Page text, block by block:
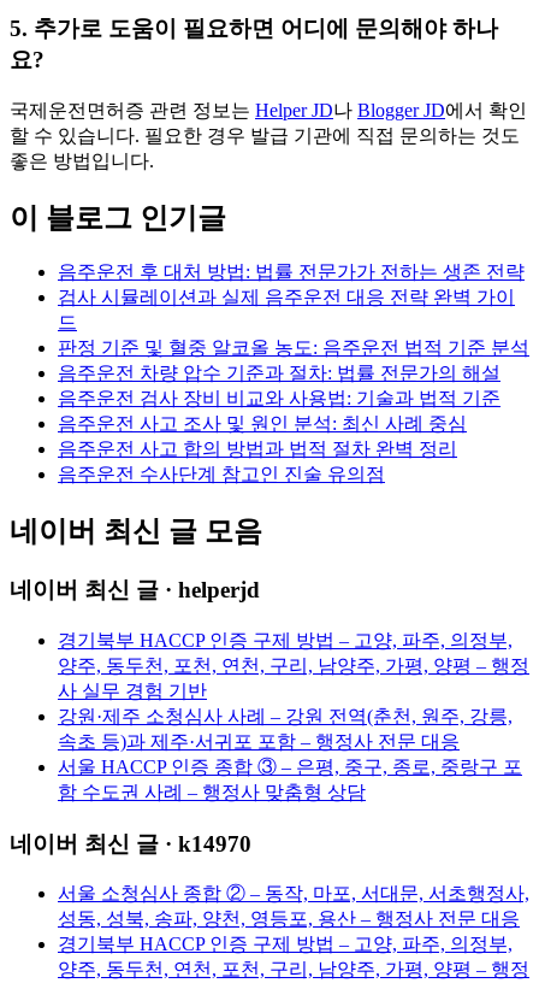
5. 추가로 도움이 필요하면 어디에 문의해야 하나
요?
국제운전면허증 관련 정보는 Helper JD나 Blogger JD에서 확인
할 수 있습니다. 필요한 경우 발급 기관에 직접 문의하는 것도
좋은 방법입니다.
이 블로그 인기글
음주운전 후 대처 방법: 법률 전문가가 전하는 생존 전략
검사 시뮬레이션과 실제 음주운전 대응 전략 완벽 가이
드
판정 기준 및 혈중 알코올 농도: 음주운전 법적 기준 분석
음주운전 차량 압수 기준과 절차: 법률 전문가의 해설
음주운전 검사 장비 비교와 사용법: 기술과 법적 기준
음주운전 사고 조사 및 원인 분석: 최신 사례 중심
음주운전 사고 합의 방법과 법적 절차 완벽 정리
음주운전 수사단계 참고인 진술 유의점
네이버 최신 글 모음
네이버 최신 글 · helperjd
경기북부 HACCP 인증 구제 방법 – 고양, 파주, 의정부,
양주, 동두천, 포천, 연천, 구리, 남양주, 가평, 양평 – 행정
사 실무 경험 기반
강원·제주 소청심사 사례 – 강원 전역(춘천, 원주, 강릉,
속초 등)과 제주·서귀포 포함 – 행정사 전문 대응
서울 HACCP 인증 종합 ③ – 은평, 중구, 종로, 중랑구 포
함 수도권 사례 – 행정사 맞춤형 상담
네이버 최신 글 · k14970
서울 소청심사 종합 ② – 동작, 마포, 서대문, 서초행정사,
성동, 성북, 송파, 양천, 영등포, 용산 – 행정사 전문 대응
경기북부 HACCP 인증 구제 방법 – 고양, 파주, 의정부,
양주, 동두천, 연천, 포천, 구리, 남양주, 가평, 양평 – 행정